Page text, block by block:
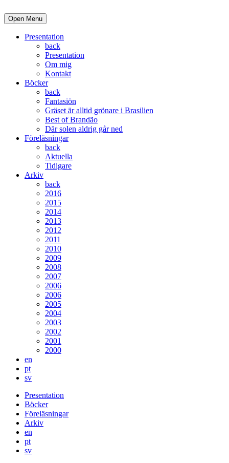
Open Menu
Presentation
back
Presentation
Om mig
Kontakt
Böcker
back
Fantasiön
Gräset är alltid grönare i Brasilien
Best of Brandão
Där solen aldrig går ned
Föreläsningar
back
Aktuella
Tidigare
Arkiv
back
2016
2015
2014
2013
2012
2011
2010
2009
2008
2007
2006
2006
2005
2004
2003
2002
2001
2000
en
pt
sv
Presentation
Böcker
Föreläsningar
Arkiv
en
pt
sv